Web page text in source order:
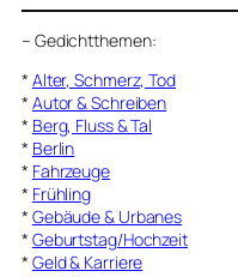
– Gedichtthemen:
* Alter, Schmerz, Tod
* Autor & Schreiben
* Berg, Fluss & Tal
* Berlin
* Fahrzeuge
* Frühling
* Gebäude & Urbanes
* Geburtstag/Hochzeit
* Geld & Karriere